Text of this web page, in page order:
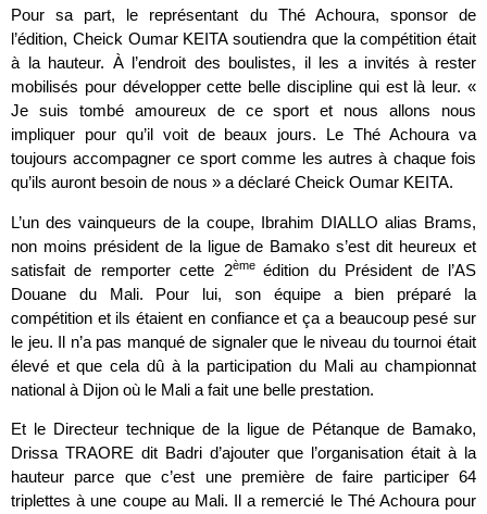
Pour sa part, le représentant du Thé Achoura, sponsor de
l’édition, Cheick Oumar KEITA soutiendra que la compétition était
à la hauteur. À l’endroit des boulistes, il les a invités à rester
mobilisés pour développer cette belle discipline qui est là leur. «
Je suis tombé amoureux de ce sport et nous allons nous
impliquer pour qu’il voit de beaux jours. Le Thé Achoura va
toujours accompagner ce sport comme les autres à chaque fois
qu’ils auront besoin de nous » a déclaré Cheick Oumar KEITA.
L’un des vainqueurs de la coupe, Ibrahim DIALLO alias Brams,
non moins président de la ligue de Bamako s’est dit heureux et
satisfait de remporter cette 2ème édition du Président de l’AS
Douane du Mali. Pour lui, son équipe a bien préparé la
compétition et ils étaient en confiance et ça a beaucoup pesé sur
le jeu. Il n’a pas manqué de signaler que le niveau du tournoi était
élevé et que cela dû à la participation du Mali au championnat
national à Dijon où le Mali a fait une belle prestation.
Et le Directeur technique de la ligue de Pétanque de Bamako,
Drissa TRAORE dit Badri d’ajouter que l’organisation était à la
hauteur parce que c’est une première de faire participer 64
triplettes à une coupe au Mali. Il a remercié le Thé Achoura pour